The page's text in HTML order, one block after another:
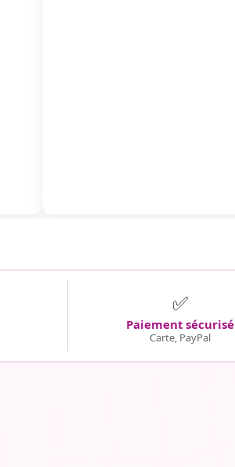
✅
Paiement sécurisé
Carte, PayPal